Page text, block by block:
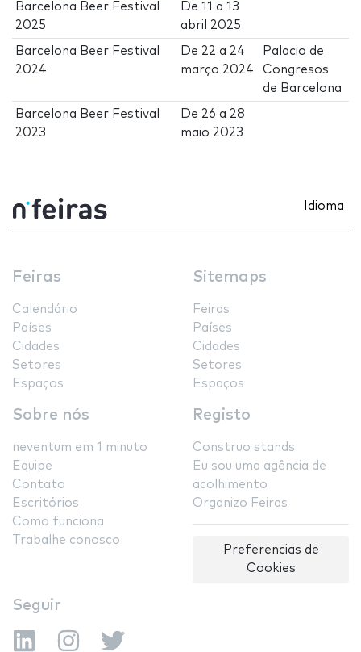
Barcelona Beer Festival
2025
De11 a13
abril 2025
Barcelona Beer Festival
2024
De 22 a 24
março 2024
Palacio de
Congresos
de Barcelona
Barcelona Beer Festival
2023
De 26 a 28
maio 2023
Idioma
Feiras
Calendário
Países
Cidades
Setores
Espaços
Sitemaps
Feiras
Países
Cidades
Setores
Espaços
Sobre nós
neventum em 1 minuto
Equipe
Contato
Escritórios
Como funciona
Trabalhe conosco
Registo
Construo stands
Eu sou uma agência de
acolhimento
Organizo Feiras
Preferencias de
Cookies
Seguir